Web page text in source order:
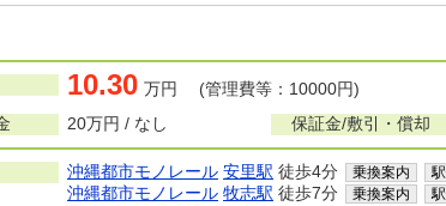
10.30 万円 (管理費等：10000円)
20万円 / なし 保証金/敷引・償却
沖縄都市モノレール 安里駅 徒歩4分 乗換案内
沖縄都市モノレール 牧志駅 徒歩7分 乗換案内